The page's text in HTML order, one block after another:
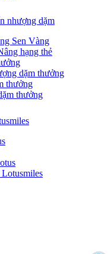
nhượng dặm
Sen Vàng
hạng thẻ
dặm thưởng
thưởng
thưởng